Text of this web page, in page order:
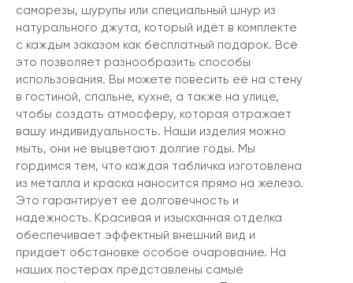
саморезы, шурупы или специальный шнур из
натурального джута, который идёт в комплекте
с каждым заказом как бесплатный подарок. Всё
это позволяет разнообразить способы
использования. Вы можете повесить её на стену
в гостиной, спальне, кухне, а также на улице,
чтобы создать атмосферу, которая отражает
вашу индивидуальность. Наши изделия можно
мыть, они не выцветают долгие годы. Мы
гордимся тем, что каждая табличка изготовлена
из металла и краска наносится прямо на железо.
Это гарантирует ее долговечность и
надежность. Красивая и изысканная отделка
обеспечивает эффектный внешний вид и
придает обстановке особое очарование. На
наших постерах представлены самые